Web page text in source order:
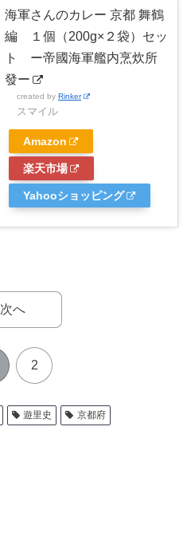
海軍さんのカレー 京都 舞鶴
編 １個（200g×２袋）セッ
ト ー帝國海軍艦内烹炊所
發ー
created by Rinker
スマイル
Amazon
楽天市場
Yahooショッピング
次へ
2
遊里史 京都府